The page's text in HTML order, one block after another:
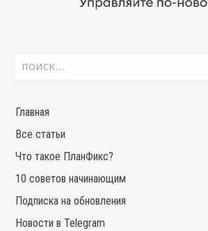
Найти:
Главная
Все статьи
Что такое ПланФикс?
10 советов начинающим
Подписка на обновления
Новости в Telegram